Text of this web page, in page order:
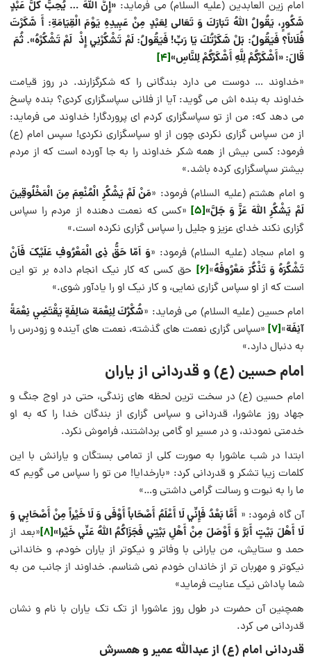
امام زین العابدین (علیه السلام) می فرماید:«إِنَّ اللَّهَ … يُحِبُّ كُلَّ عَبْدٍ
شَكُورٍ، يَقُولُ اللَّهُ تَبَارَكَ وَ تَعَالى‏ لِعَبْدٍ مِنْ عَبِيدِهِ يَوْمَ الْقِيَامَةِ: أَ شَكَرْتَ
فُلَاناً؟فَيَقُولُ: بَلْ شَكَرْتُكَ يَا رَبِّ!فَيَقُولُ: لَمْ تَشْكُرْنِي إِذْ لَمْ تَشْكُرْهُ».ثُمَ‏
قَالَ: «أَشْكَرُكُمْ‏ لِلَّهِ‏ أَشْكَرُكُمْ‏ لِلنَّاسِ»[4]
«خداوند … دوست می دارد بندگانی را که شکرگزارند. در روز قیامت
خداوند به بنده اش می گوید: آیا از فلانی سپاسگزاری کردی؟ بنده پاسخ
می دهد که: من از تو سپاسگزاری کردم ای پروردگار! خداوند می فرماید:
از من سپاس گزاری نکردی چون از او سپاسگزاری نکردی! سپس امام (ع)
فرمود: کسی بیش از همه شکر خداوند را به جا آورده است که از مردم
بیشتر سپاسگزاری کرده باشد.»
و امام هشتم (علیه السلام) فرمود: «مَنْ‏ لَمْ‏ يَشْكُرِ الْمُنْعِمَ‏ مِنَ‏ الْمَخْلُوقِينَ‏
لَمْ يَشْكُرِ اللَّهَ عَزَّ وَ جَلَّ»[5]
«کسی که نعمت دهنده از مردم را سپاس
گزاری نکند خدای عزیز و جلیل را سپاس گزاری نکرده است.»
و امام سجاد (علیه السلام) فرمود: «وَ اَمّا حَقُّ ذِی الْمَعْرُوفِ عَلَیْکَ فَاَنْ
تَشْکُرَهُ وَ تَذْکُرَ مَعْرُوفَهُ»
[6]
حق کسی که کار نیک انجام داده بر تو این
است که از او سپاس گزاری نمایی، و کار نیک او را یادآور شوی.»
امام حسین (علیه السلام) می فرماید: «شُكْرُكَ لِنِعْمَة سَالِفَةٍ يَقْتَضِي نِعْمَةً
آنِفَة»
[7]
«سپاس گزاری نعمت های گذشته، نعمت های آینده و زودرس را
به دنبال دارد.»
امام حسین (ع) و قدردانی از یاران
امام حسین (ع) در سخت ترین لحظه های زندگی، حتی در اوج جنگ و
جهاد روز عاشورا، قدردانی و سپاس گزاری از بندگان خدا را که به او
خدمتی نمودند، و در مسیر او گامی برداشتند، فراموش نکرد.
ابتدا در شب عاشورا به صورت کلی از تمامی بستگان و یارانش با این
کلمات زیبا تشکر و قدردانی کرد: «بارخدایا! من تو را سپاس می گویم که
ما را به نبوت و رسالت گرامی داشتی و…»
آن گاه فرمود: « أَمَّا بَعْدُ فَإِنِّي لَا أَعْلَمُ أَصْحَاباً أَوْفَى‏ وَ لَا خَيْراً مِنْ أَصْحَابِي وَ
لَا أَهْلَ بَيْتٍ أَبَرَّوَ أَوْصَلَ مِنْ أَهْلِ بَيْتِي فَجَزَاكُمُ اللَّهُ عَنِّي خَيْرا»[8]
«بعد از
حمد و ستایش، من یارانی با وفاتر و نیکوتر از یاران خودم، و خاندانی
نیکوتر و مهربان تر از خاندان خودم نمی شناسم. خداوند از جانب من به
شما پاداش نیک عنایت فرماید»
همچنین آن حضرت در طول روز عاشورا از تک تک یاران با نام و نشان
قدردانی می کرد.
قدردانی امام (ع) از عبدالله عمیر و همسرش